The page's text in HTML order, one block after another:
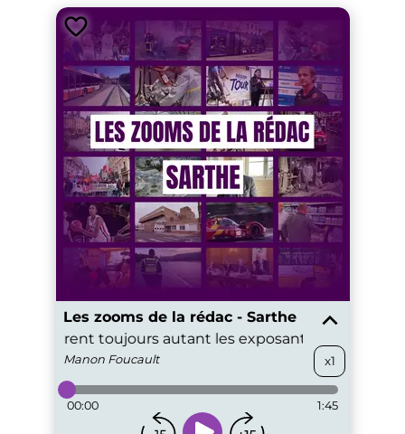
Les zooms de la rédac - Sarthe
attirent toujours autant les exposants
Manon Foucault x1
00:00 1:45